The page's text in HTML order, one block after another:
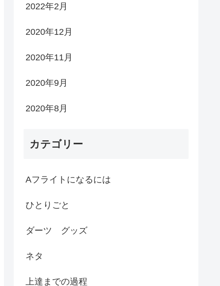
2022年2月
2020年12月
2020年11月
2020年9月
2020年8月
カテゴリー
Aフライトになるには
ひとりごと
ダーツ グッズ
ネタ
上達までの過程